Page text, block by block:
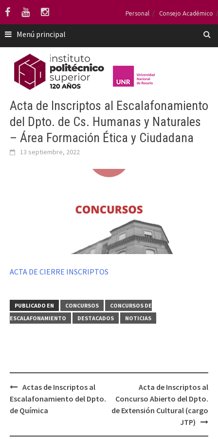
Saltar
contenido
Personal Consejo Académico
Menú principal
Acta de Inscriptos al Escalafonamiento
del Dpto. de Cs. Humanas y Naturales
– Área Formación Ética y Ciudadana
13 septiembre, 2022
ACTA DE CIERRE INSCRIPTOS
PUBLICADO EN CONCURSOS
CONCURSOS DE
ESCALAFONAMIENTO
DESTACADOS NOTICIAS
Navegación
de
entradas
Actas de Inscriptos al
Escalafonamiento del Dpto.
de Química
Acta de Inscriptos al
Concurso Abierto del Dpto.
de Extensión Cultural (cargo
JTP)